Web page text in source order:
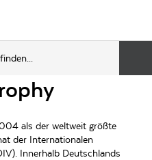
als der weltweit größte
der Internationalen
Innerhalb Deutschlands